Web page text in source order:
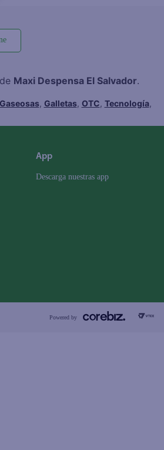
Maxi Despensa El Salvador.
Gaseosas, Galletas, OTC, Tecnología,
App
Descarga nuestras app
Powered by